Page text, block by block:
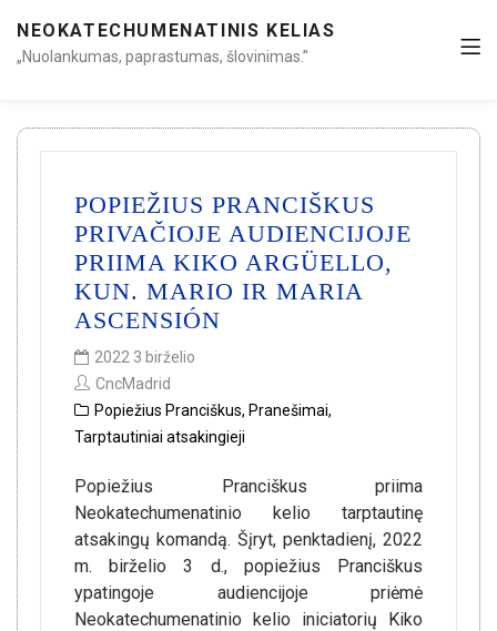
NEOKATECHUMENATINIS KELIAS
„Nuolankumas, paprastumas, šlovinimas.”
POPIEŽIUS PRANCIŠKUS
PRIVAČIOJE AUDIENCIJOJE
PRIIMA KIKO ARGÜELLO,
KUN. MARIO IR MARIA
ASCENSIÓN
2022 3 birželio
CncMadrid
Popiežius Pranciškus, Pranešimai,
Tarptautiniai atsakingieji
Popiežius Pranciškus priima
Neokatechumenatinio kelio tarptautinę
atsakingų komandą. Šįryt, penktadienį, 2022
m. birželio 3 d., popiežius Pranciškus
ypatingoje audiencijoje priėmė
Neokatechumenatinio kelio iniciatorių Kiko